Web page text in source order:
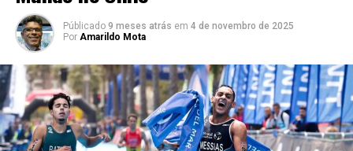
Públicado 9 meses atrás em 4 de novembro de 2025
Por Amarildo Mota